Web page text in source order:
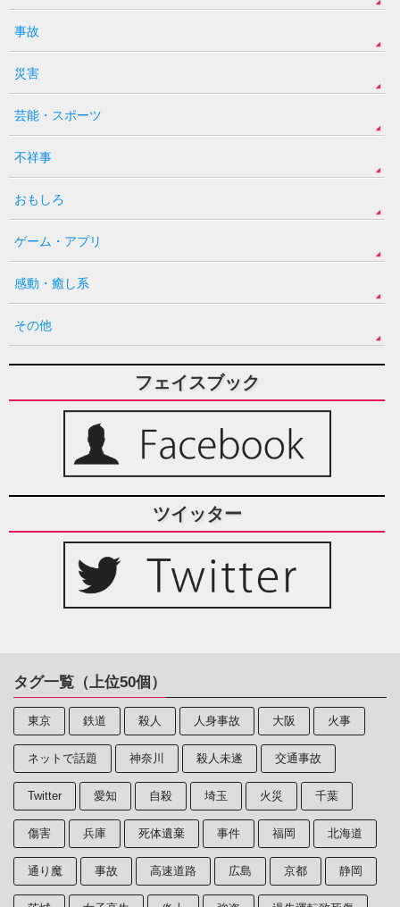
事故
災害
芸能・スポーツ
不祥事
おもしろ
ゲーム・アプリ
感動・癒し系
その他
フェイスブック
ツイッター
タグ一覧（上位50個）
東京 鉄道 殺人 人身事故 大阪 火事
ネットで話題 神奈川 殺人未遂 交通事故
Twitter 愛知 自殺 埼玉 火災 千葉
傷害 兵庫 死体遺棄 事件 福岡 北海道
通り魔 事故 高速道路 広島 京都 静岡